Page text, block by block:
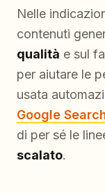
Nelle
contenuti
qualità e sul
per aiutare le
usata
Google
di per sé le
scalato.